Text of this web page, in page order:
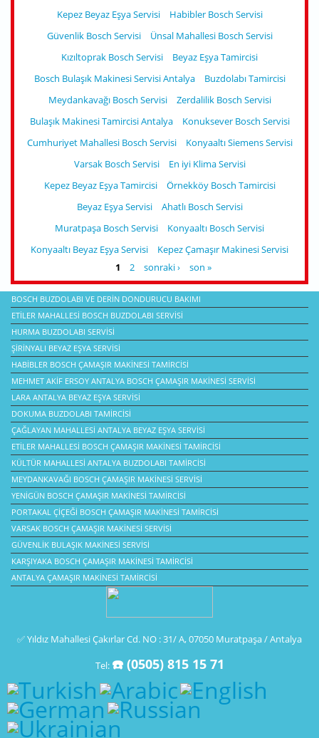
Kepez Beyaz Eşya Servisi
Habibler Bosch Servisi
Güvenlik Bosch Servisi
Ünsal Mahallesi Bosch Servisi
Kızıltoprak Bosch Servisi
Beyaz Eşya Tamircisi
Bosch Bulaşık Makinesi Servisi Antalya
Buzdolabı Tamircisi
Meydankavağı Bosch Servisi
Zerdalilik Bosch Servisi
Bulaşık Makinesi Tamircisi Antalya
Konuksever Bosch Servisi
Cumhuriyet Mahallesi Bosch Servisi
Konyaaltı Siemens Servisi
Varsak Bosch Servisi
En iyi Klima Servisi
Kepez Beyaz Eşya Tamircisi
Örnekköy Bosch Tamircisi
Beyaz Eşya Servisi
Ahatlı Bosch Servisi
Muratpaşa Bosch Servisi
Konyaaltı Bosch Servisi
Konyaaltı Beyaz Eşya Servisi
Kepez Çamaşır Makinesi Servisi
1 2 sonraki › son »
BOSCH BUZDOLABI VE DERIN DONDURUCU BAKIMI
ETILER MAHALLESI BOSCH BUZDOLABI SERVISI
HURMA BUZDOLABI SERVISI
ŞIRINYALI BEYAZ EŞYA SERVISI
HABIBLER BOSCH ÇAMAŞIR MAKINESI TAMIRCISI
MEHMET AKIF ERSOY ANTALYA BOSCH ÇAMAŞIR MAKINESI SERVISI
LARA ANTALYA BEYAZ EŞYA SERVISI
DOKUMA BUZDOLABI TAMIRCISI
ÇAĞLAYAN MAHALLESI ANTALYA BEYAZ EŞYA SERVISI
ETILER MAHALLESI BOSCH ÇAMAŞIR MAKINESI TAMIRCISI
KÜLTÜR MAHALLESI ANTALYA BUZDOLABI TAMIRCISI
MEYDANKAVAĞI BOSCH ÇAMAŞIR MAKINESI SERVISI
YENIGÜN BOSCH ÇAMAŞIR MAKINESI TAMIRCISI
PORTAKAL ÇIÇEĞI BOSCH ÇAMAŞIR MAKINESI TAMIRCISI
VARSAK BOSCH ÇAMAŞIR MAKINESI SERVISI
GÜVENLIK BULAŞIK MAKINESI SERVISI
KARŞIYAKA BOSCH ÇAMAŞIR MAKINESI TAMIRCISI
ANTALYA ÇAMAŞIR MAKINESI TAMIRCISI
✅ Yıldız Mahallesi Çakırlar Cd. NO : 31/ A, 07050 Muratpaşa / Antalya
Tel: ☎️ (0505) 815 15 71